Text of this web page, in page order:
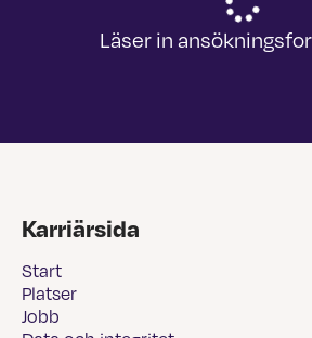
Läser in
Karriärsida
Start
Platser
Jobb